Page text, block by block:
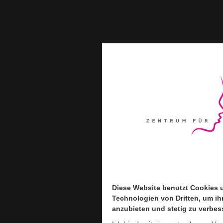
Diese Website benutzt Cookies
Technologien von Dritten, um
anzubieten und stetig zu
Diese Website benutzt Cookies
Technologien von Dritten, um
anzubieten und stetig zu